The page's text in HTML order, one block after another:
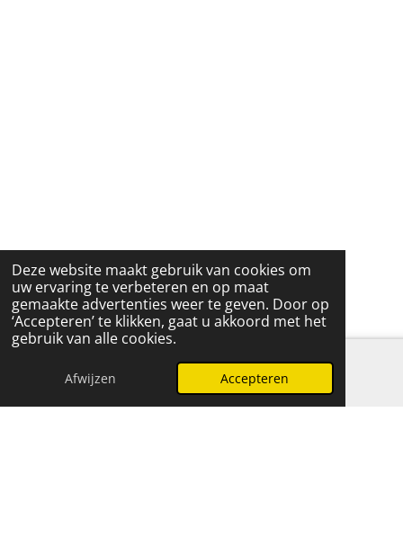
Deze website maakt gebruik van cookies om
uw ervaring te verbeteren en op maat
gemaakte advertenties weer te geven. Door op
‘Accepteren’ te klikken, gaat u akkoord met het
gebruik van alle cookies.
Afwijzen Accepteren
E-mailadres